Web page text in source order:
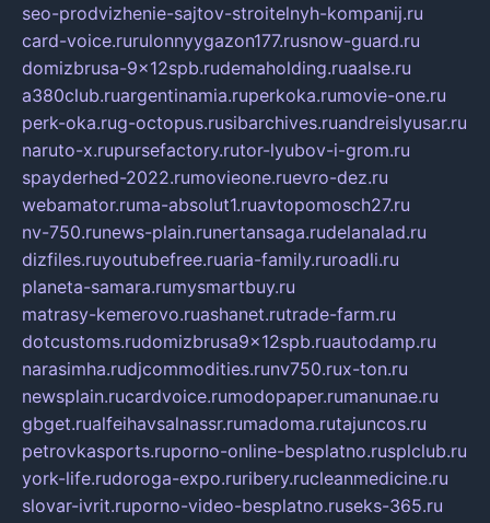
seo-prodvizhenie-sajtov-stroitelnyh-kompanij.ru
card-voice.rurulonnyygazon177.rusnow-guard.ru
domizbrusa-9x12spb.rudemaholding.ruaalse.ru
a380club.ruargentinamia.ruperkoka.rumovie-one.ru
perk-oka.rug-octopus.rusibarchives.ruandreislyusar.ru
naruto-x.rupursefactory.rutor-lyubov-i-grom.ru
spayderhed-2022.rumovieone.ruevro-dez.ru
webamator.ruma-absolut1.ruavtopomosch27.ru
nv-750.runews-plain.runertansaga.rudelanalad.ru
dizfiles.ruyoutubefree.ruaria-family.ruroadli.ru
planeta-samara.rumysmartbuy.ru
matrasy-kemerovo.ruashanet.rutrade-farm.ru
dotcustoms.rudomizbrusa9x12spb.ruautodamp.ru
narasimha.rudjcommodities.runv750.rux-ton.ru
newsplain.rucardvoice.rumodopaper.rumanunae.ru
gbget.rualfeihavsalnassr.rumadoma.rutajuncos.ru
petrovkasports.ruporno-online-besplatno.rusplclub.ru
york-life.rudoroga-expo.ruribery.rucleanmedicine.ru
slovar-ivrit.ruporno-video-besplatno.ruseks-365.ru